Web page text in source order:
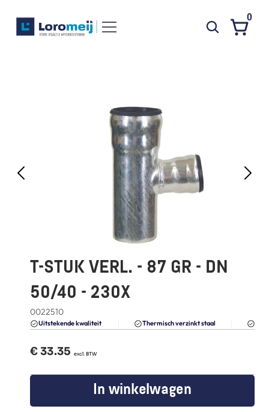
FAQ
Blogs
0
T-STUK VERL. - 87 GR - DN
50/40 - 230X
0022510
Uitstekende kwaliteit Thermisch verzinkt staal
€ 33.35
  excl. BTW
In winkelwagen